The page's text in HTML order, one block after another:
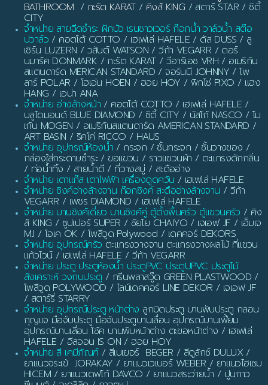
BATHROOM / กะรัต KARAT/ คิงส์ KING / สตาร์ STAR / ซิตี้
CITY
จำหน่าย สายฉีดชำระ ฝักบัว เรนชาวเวอร์ ก๊อกน้ำ วาล์วน้ำ สต๊อ
ปวาล์ว / คอตโต้ COTTO / เฮเฟเล่ HAFELE / ดัส DUSS / ลู
เซิร์น LUZERN / วสันต์ WATSON / วีก้า VEGARR / ดอร์
นมาร์ค DONMARK / กะรัต KARAT / วีอาร์เอช VRH / อเมริกัน
สแตนดาร์ด MERICAN STANDARD / จอร์นนี JOHNNY / โพ
ลาร์ POLAR / โฮเอ่น HOEN / ฮอย HOY / พิกโซ่ PIXO / แฮง
HANG / เอน่า ANA
จำหน่าย อ่างล้างหน้า / คอตโต้ COTTO / เฮเฟเล่ HAFELE /
บลูไดมอนด์ BLUE DIAMOND / ซิตี้ CITY / นัสโก้ NASCO / โม
เก้น MOGEN / อเมริกันสแตนดาร์ด AMERICAN STANDARD /
ART BASIN / ริคโค่ RICCO / HAUS
จำหน่าย อุปกรณ์ห้องน้ำ / กระจก / ชั้นกระจก / ชั้นวางของ /
กล่องใส่กระดาษชำระ / ขอแขวน / ราวแขวนผ้า / ตะแกรงดักกลิ่น
/ ท่อน้ำทิ้ง / สายน้ำดี / ที่วางสบู่ / สะดืออ่าง
จำหน่าย เตาแก๊ส เตาไฟฟ้า เครื่องดูดควัน / เฮเฟเล่ HAFELE
จำหน่าย ซิงค์อ่างล้างจาน ก๊อกซิงค์ สะดืออ่างล้างจาน / วีก้า
VEGARR / เพชร DIAMOND / เฮเฟเล่ HAFELE
จำหน่าย บานซิงค์เดี่ยว บานซิงค์คู่ ตู้ตั้งพื้นครัว ตู้แขวนครัว / คิง
ส์ KING / ซูปเปอร์ SUPER / ชัยโย CHAIYO / เจเอฟ JF / เอ็มเจ
MJ / โอเค OK / โพลีวูด Polywood / เดคคอร์ DEKORS
จำหน่าย อุปกรณ์ครัว ตะแกรงวางจาน ตะแกรงวางผลไม้ ที่แขวน
แก้วไวน์ / เฮเฟเล่ HAFELE / วีก้า VEGARR
จำหน่าย ประตู ประตูห้องน้ำ ประตูPVC ประตูUPVC ประตูไม้
สังเคราะห์ วงกบประตู / กรีนพลาสวู๊ด GREEN PLASTWOOD /
โพลีวูด POLYWOOD / ไลน์เดคคอร์ LINE DEKOR / เจเอฟ JF
/ สตาร์รี่ STARRY
จำหน่าย อุปกรณ์ประตู หน้าต่าง ลูกบิดประตู บานพับประตู กลอน
กุญแจ มือจับประตู มือจับประตูบานเลื่อน อุปกรณ์บานเฟี้ยม
อุปกรณ์บานเลื่อน โช้ค บานพับหน้าต่าง ตะขอหน้าต่าง / เฮเฟเล่
HAFELE / อีสออน IS ON / ฮอย HOY
จำหน่าย สี เคมีภัณฑ์/ สีเบเยอร์ BEGER / สีดูลักซ์ DULUX /
ยาแนวจระเข้ JORAKAY / ยาแนวเวเบอร์ WEBER / ยาแนวไฮเซม
HICEM / ยาแนวเดฟโก้ DAVCO / ยาแนวสระว่ายน้ำ / ปูนกาว